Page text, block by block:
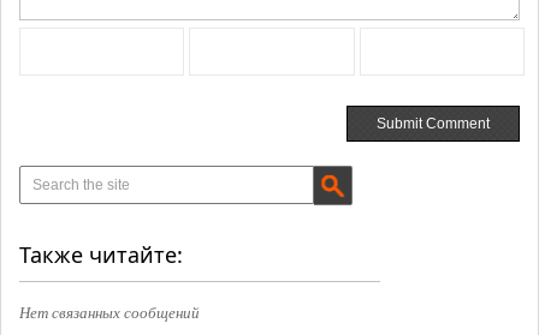
Также читайте:
Нет связанных сообщений